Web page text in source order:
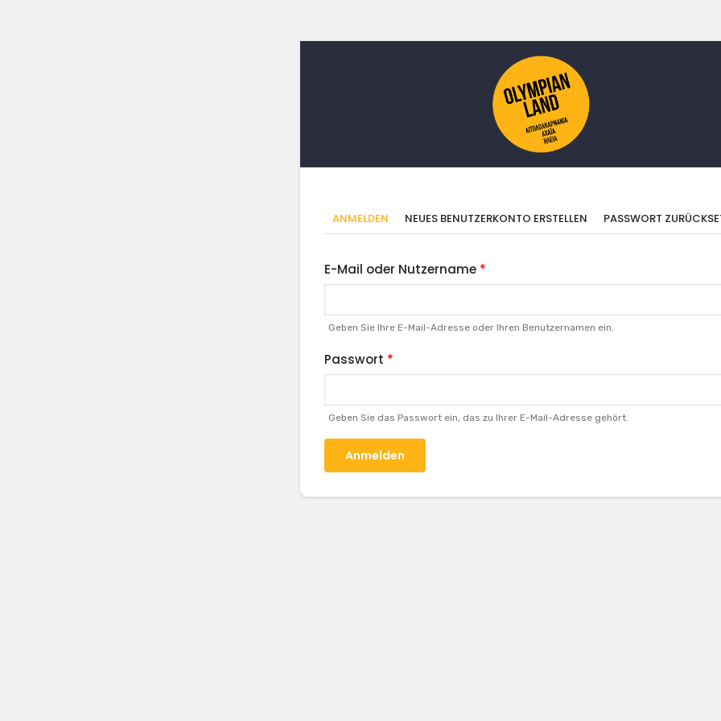
Primäre
ANMELDEN (AKTIVER
REITER)
NEUES BENUTZERKONTO ERSTELLEN PASSWORT
E-Mail oder Nutzername
Geben Sie Ihre E-Mail-Adresse oder Ihren Benutzernamen ein.
Passwort
Geben Sie das Passwort ein, das zu Ihrer E-Mail-Adresse gehört.